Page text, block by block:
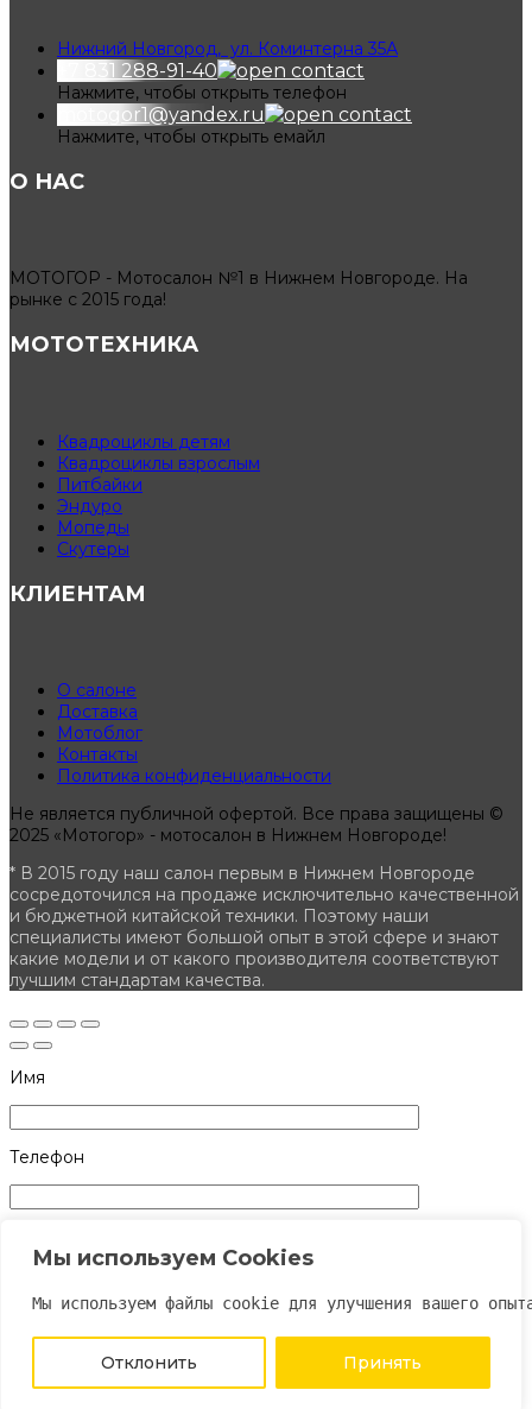
Мы используем Cookies
Мы используем файлы cookie для улучшения вашего
Отклонить Принять
Нижний Новгород, ул. Коминтерна 35А
+7 831 288-91-40
Нажмите, чтобы открыть телефон
motogor1@yandex.ru
Нажмите, чтобы открыть емайл
О НАС
МОТОГОР - Мотосалон №1 в Нижнем Новгороде. На
рынке с 2015 года!
МОТОТЕХНИКА
Квадроциклы детям
Квадроциклы взрослым
Питбайки
Эндуро
Мопеды
Скутеры
КЛИЕНТАМ
О салоне
Доставка
Мотоблог
Контакты
Политика конфиденциальности
Не является публичной офертой. Все права защищены ©
2025 «Мотогор» - мотосалон в Нижнем Новгороде!
* В 2015 году наш салон первым в Нижнем Новгороде
сосредоточился на продаже исключительно качественной
и бюджетной китайской техники. Поэтому наши
специалисты имеют большой опыт в этой сфере и знают
какие модели и от какого производителя соответствуют
лучшим стандартам качества.
Имя
Телефон
конфиденциальности и обработки
персональных данных